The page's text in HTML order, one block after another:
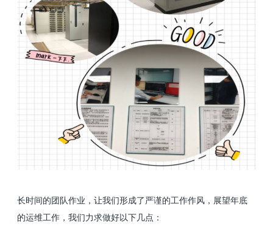
长时间的团队作业，让我们形成了严谨的工作作风，展望年底
的运维工作，我们力求做好以下几点：